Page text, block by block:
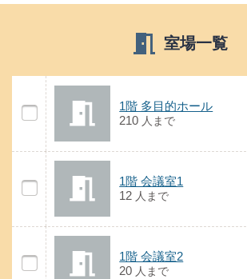
meeting_room 室場一覧
1階 多目的ホール
210 人 まで
1階 会議室1
12 人 まで
1階 会議室2
20 人 まで